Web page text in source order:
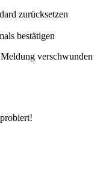
zurücksetzen
bestätigen
verschwunden